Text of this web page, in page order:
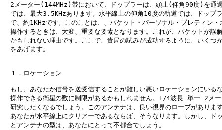
2メーター(144MHz)帯において、ドップラーは、頭上(仰角90度)を通
では、最大3.5KHzあります。水平線上の仰角10度の軌道では、ドップ
で、約1KHzです。このことは、、パケット・パーソナル・ブレティン・
操作するときは、大変、重要な要素となります。これが、パケットが誤
かもしれない理由です。ここで、貴局の試みが成功するように、いくつ
をあげます。
１．ロケーション
もし、あなたが信号を送受信することが難しい悪いロケーションにいる
操作できる衛星の数に制限があるかもしれません。1/4波長 単一 2メー
研究したくなるでしょう。このアンテナは、良い視界のローブがありま
あなたが水平線上にクリアーであるならば、そうなります。しかし、ド
とアンテナの型は、あなたにとって不都合でしょう。